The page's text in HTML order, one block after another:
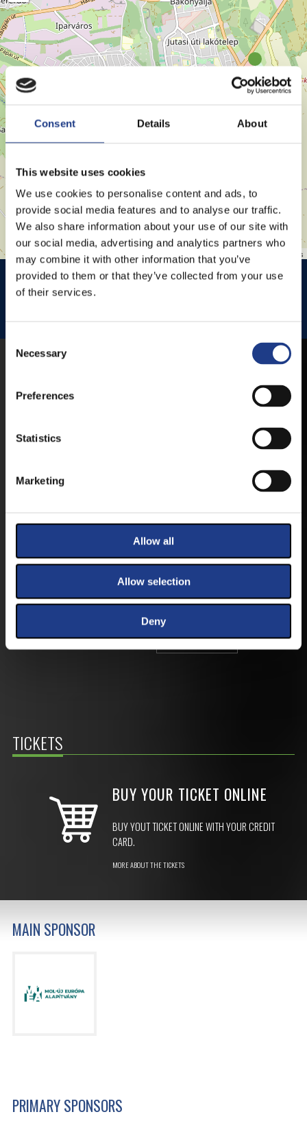
Consent Details About
This website uses cookies
We use cookies to personalise content and ads, to
provide social media features and to analyse our traffic.
We also share information about your use of our site with
our social media, advertising and analytics partners who
may combine it with other information that you’ve
provided to them or that they’ve collected from your use
of their services.
Consent Selection
Necessary
Preferences
Statistics
Marketing
Allow all
Allow selection
Deny
Leaflet | © OpenStreetMap contributors
HISTÓRIA KERT HISTÓRIA KERT ESŐHELYSZÍNE
TICKETS
BUY YOUR TICKET ONLINE
BUY YOUT TICKET ONLINE WITH YOUR CREDIT
CARD.
MORE ABOUT THE TICKETS
FIRST-HAND NEWS, UPDATES AND THE
HERE FOR THE LINKS. :
MAIN SPONSOR
PRIMARY SPONSORS